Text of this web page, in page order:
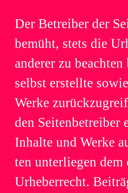
Der Betrei­ber der
bemüht, stets die
ande­rer zu
selbst erstellte
Werke
den Sei­ten­be­trei­ber
Inhalte und Werke
ten unter­lie­gen dem
Urhe­ber­recht.